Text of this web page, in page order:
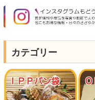
カテゴリー